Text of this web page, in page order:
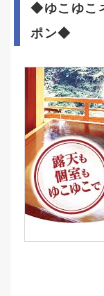
◆ゆこゆこ
ポン◆